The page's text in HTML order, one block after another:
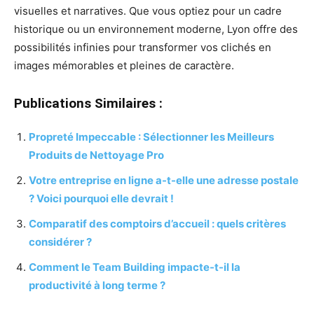
visuelles et narratives. Que vous optiez pour un cadre
historique ou un environnement moderne, Lyon offre des
possibilités infinies pour transformer vos clichés en
images mémorables et pleines de caractère.
Publications Similaires :
Propreté Impeccable : Sélectionner les Meilleurs
Produits de Nettoyage Pro
Votre entreprise en ligne a-t-elle une adresse postale
? Voici pourquoi elle devrait !
Comparatif des comptoirs d’accueil : quels critères
considérer ?
Comment le Team Building impacte-t-il la
productivité à long terme ?